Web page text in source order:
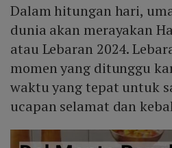
Dalam hitungan hari,
dunia akan merayakan
atau Lebaran 2024.
momen yang ditunggu
waktu yang tepat untuk
ucapan selamat dan